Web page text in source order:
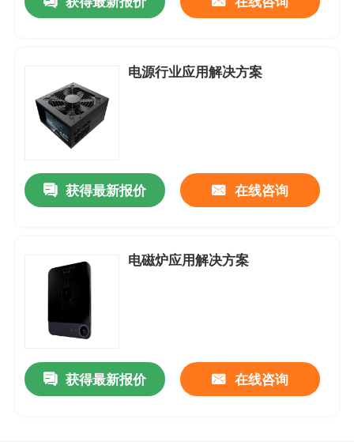
AC-交流机风扇
EC-轴流风扇
风扇配件
电源行业应用解决方案
获得最新报价 在线咨询
电磁炉应用解决方案
获得最新报价 在线咨询